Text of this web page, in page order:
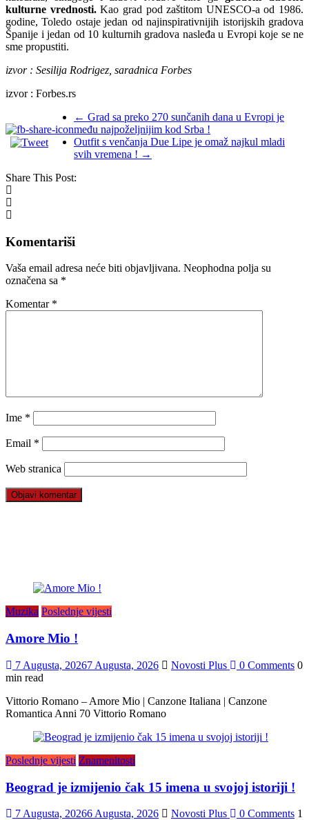
kulturne vrednosti.Kao grad pod zaštitom UNESCO-a od 1986.
godine, Toledo ostaje jedan od najinspirativnijih istorijskih gradova
Španije i jedan od 10 kulturnih gradova nasleđa u Evropi koje se ne
sme propustiti.
izvor : Sesilija Rodrigez, saradnica Forbes
izvor : Forbes.rs
← Grad sa preko 270 sunčanih dana u Evropi je
među najpoželjnijim kod Srba !
Outfit s venčanja Due Lipe je omaž najkul mladi
svih vremena ! →
Share This Post:
Komentariši
Vaša email adresa neće biti objavljivana. Neophodna polja su
označena sa *
Komentar *
Ime *
Email *
Web stranica
Muzika Poslednje vijesti
Amore Mio !
7 Augusta, 20267 Augusta, 2026 Novosti Plus 0 Comments 0
min read
Vittorio Romano – Amore Mio | Canzone Italiana | Canzone
Romantica Anni 70 Vittorio Romano
Poslednje vijesti Znamenitosti
Beograd je izmijenio čak 15 imena u svojoj istoriji !
7 Augusta, 20266 Augusta, 2026 Novosti Plus 0 Comments 1